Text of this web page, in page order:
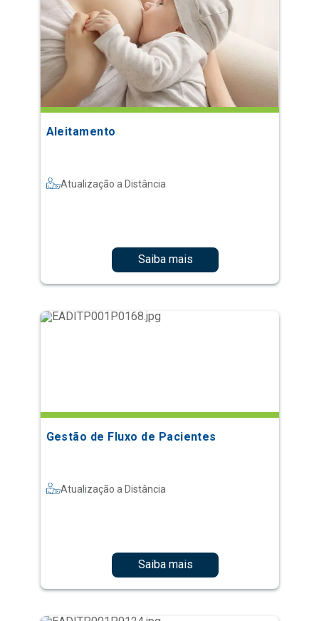
Aleitamento
Atualização a Distância
Saiba mais
Gestão de Fluxo de Pacientes
Atualização a Distância
Saiba mais